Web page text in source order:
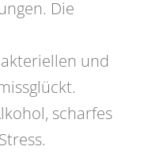
Die
und
scharfes